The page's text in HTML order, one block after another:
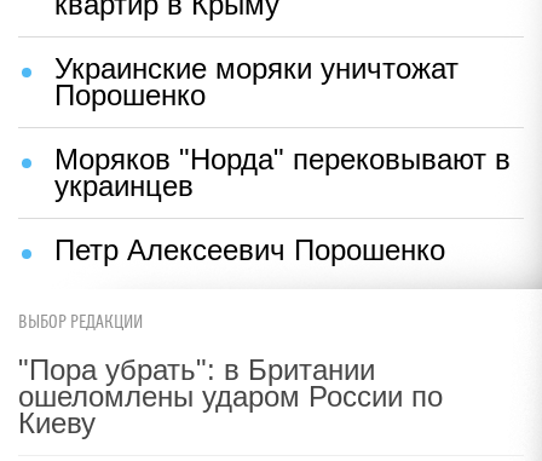
Украинские моряки уничтожат
Порошенко
Моряков "Норда" перековывают в
украинцев
Петр Алексеевич Порошенко
ВЫБОР РЕДАКЦИИ
"Пора убрать": в Британии
ошеломлены ударом России по
Киеву